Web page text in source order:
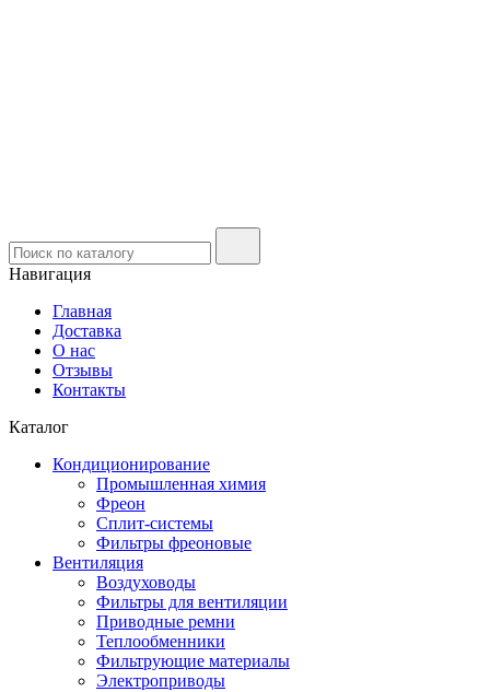
Навигация
Главная
Доставка
О нас
Отзывы
Контакты
Каталог
Кондиционирование
Промышленная химия
Фреон
Сплит-системы
Фильтры фреоновые
Вентиляция
Воздуховоды
Фильтры для вентиляции
Приводные ремни
Теплообменники
Фильтрующие материалы
Электроприводы